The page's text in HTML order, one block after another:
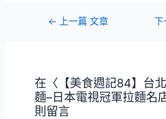
← 上一篇 文章 下
在〈【美食週記84】台
麵–日本電視冠軍拉麵名
則留言